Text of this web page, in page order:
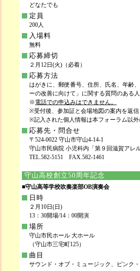
どなたでも
定員
200人
入場料
無料
応募締切
２月12日(火)（必着）
応募方法
はがきに、郵便番号、住所、氏名、年齢
ーの改善に向けて」に関する質問のある
※電話での申込みはできません。
※受付後、参加証と会場地図の案内を返
※記入された個人情報は本フォーラム以
応募先・問合せ
〒524-0022 守山市守山4-14-1
守山市民病院 小児科内「第９回滋賀アレ
TEL.582-5151 FAX.582-1461
守山高校創立50周年記念
■守山高等学校吹奏楽部OB演奏会
日時
２月10日(日)
13：30開場/14：00開演
場所
守山市民ホール 大ホール
（守山市三宅町125）
曲目
サウンド・オブ・ミュージック、ピンク